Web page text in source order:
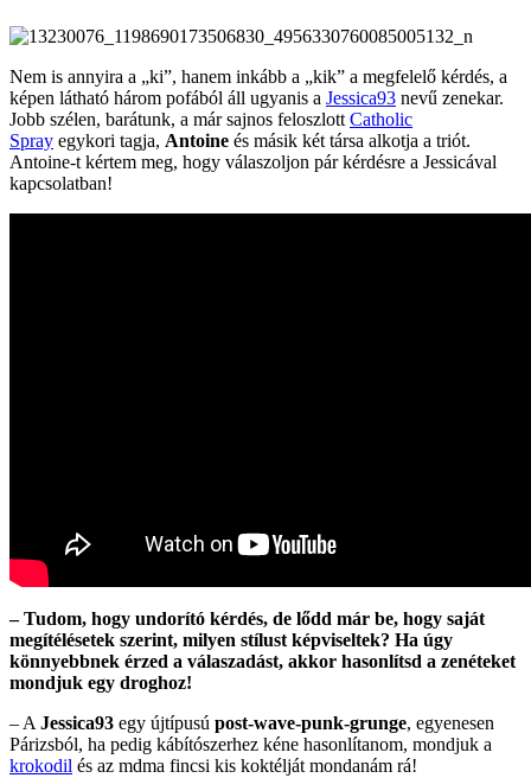
Nem is annyira a „ki”, hanem inkább a „kik” a megfelelő kérdés, a
képen látható három pofából áll ugyanis a Jessica93 nevű zenekar.
Jobb szélen, barátunk, a már sajnos feloszlott Catholic
Spray egykori tagja, Antoine és másik két társa alkotja a triót.
Antoine-t kértem meg, hogy válaszoljon pár kérdésre a Jessicával
kapcsolatban!
– Tudom, hogy undorító kérdés, de lődd már be, hogy saját
megítélésetek szerint, milyen stílust képviseltek? Ha úgy
könnyebbnek érzed a válaszadást, akkor hasonlítsd a zenéteket
mondjuk egy droghoz!
– A Jessica93 egy újtípusú post-wave-punk-grunge, egyenesen
Párizsból, ha pedig kábítószerhez kéne hasonlítanom, mondjuk a
krokodil és az mdma fincsi kis koktélját mondanám rá!